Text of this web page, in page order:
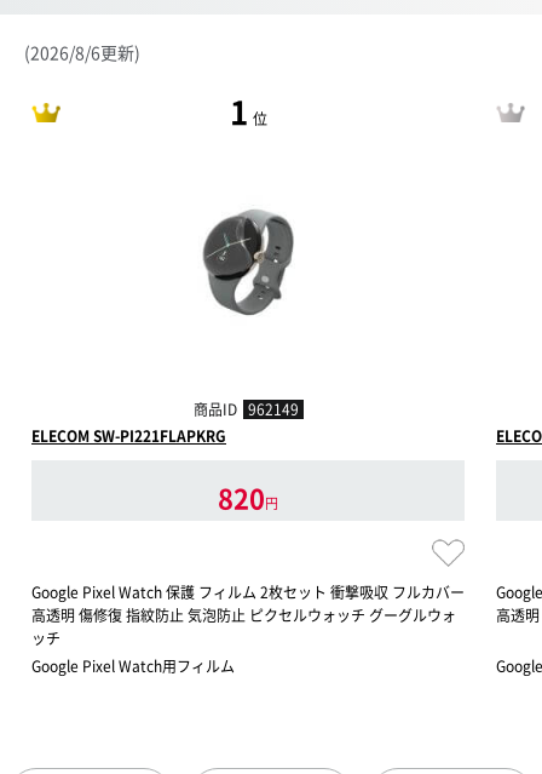
(2026/8/6更新)
1 位
商品ID 962149
ELECOM SW-PI221FLAPKRG
820円
Google Pixel Watch 保護 フィルム 2枚セット 衝撃吸収 フルカバー
高透明 傷修復 指紋防止 気泡防止 ピクセルウォッチ グーグルウォ
ッチ
Google Pixel Watch用フィルム
高透